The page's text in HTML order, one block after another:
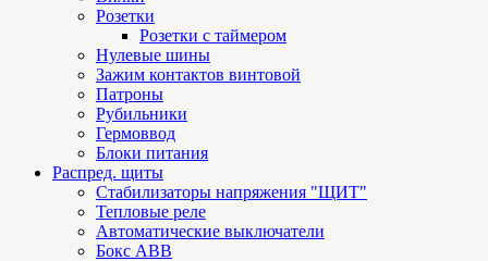
Розетки
Розетки с таймером
Нулевые шины
Зажим контактов винтовой
Патроны
Рубильники
Гермоввод
Блоки питания
Распред. щиты
Стабилизаторы напряжения "ЩИТ"
Тепловые реле
Автоматические выключатели
Бокс ABB